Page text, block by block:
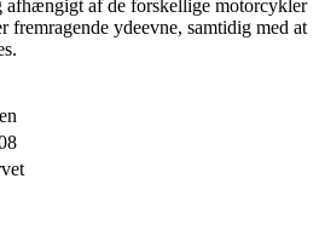
afhængigt af de forskellige motorcykler
fremragende ydeevne, samtidig med at